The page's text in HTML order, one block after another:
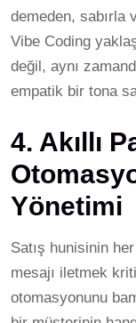
demeden, sabırla
Vibe Coding
değil, aynı
empatik bir tona
4. Akıllı
Yönetimi
Satış hunisinin
mesajı iletmek
otomasyonunu